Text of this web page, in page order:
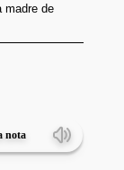
madre de
nota